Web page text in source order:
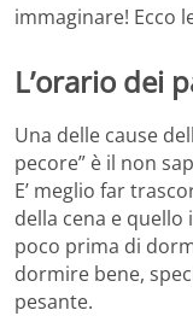
immaginare! Ecco
L’orario dei
Una delle cause
pecore” è il non
E’ meglio far
della cena e
poco prima di
dormire bene,
pesante.